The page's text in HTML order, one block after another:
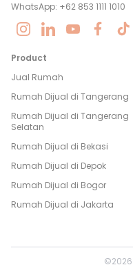
WhatsApp: +62 853 1111 1010
Product
Jual Rumah
Rumah Dijual di Tangerang
Rumah Dijual di Tangerang
Selatan
Rumah Dijual di Bekasi
Rumah Dijual di Depok
Rumah Dijual di Bogor
Rumah Dijual di Jakarta
©2026